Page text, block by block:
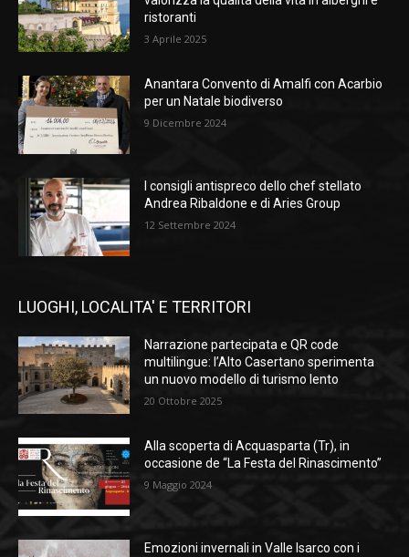
ristoranti
3 Aprile 2025
Anantara Convento di Amalfi con Acarbio
per un Natale biodiverso
9 Dicembre 2024
I consigli antispreco dello chef stellato
Andrea Ribaldone e di Aries Group
12 Settembre 2024
LUOGHI, LOCALITA' E TERRITORI
Narrazione partecipata e QR code
multilingue: l’Alto Casertano sperimenta
un nuovo modello di turismo lento
20 Ottobre 2025
Alla scoperta di Acquasparta (Tr), in
occasione de “La Festa del Rinascimento”
9 Maggio 2024
Emozioni invernali in Valle Isarco con i